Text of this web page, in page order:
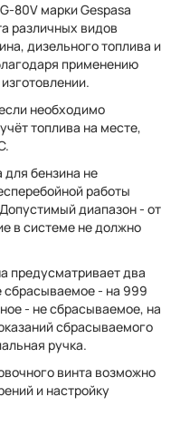
80V марки Gespasa
различных видов
дизельного топлива и
применению
необходимо
топлива на месте,
бензина не
работы
диапазон - от
в системе не должно
предусматривает два
сбрасываемое - на 999
- не сбрасываемое, на
сбрасываемого
ручка.
винта возможно
и настройку